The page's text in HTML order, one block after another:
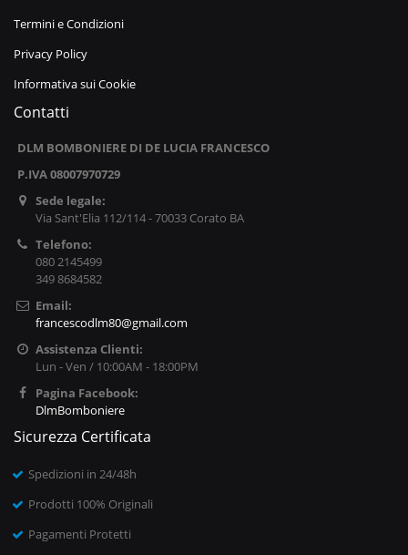
Termini e Condizioni
Privacy Policy
Informativa sui Cookie
Contatti
DLM BOMBONIERE DI DE LUCIA FRANCESCO
P.IVA 08007970729
Sede legale:
Via Sant'Elia 112/114 - 70033 Corato BA
Telefono:
080 2145499
349 8684582
Email:
francescodlm80@gmail.com
Assistenza Clienti:
Lun - Ven / 10:00AM - 18:00PM
Pagina Facebook:
DlmBomboniere
Sicurezza Certificata
Spedizioni in 24/48h
Prodotti 100% Originali
Pagamenti Protetti